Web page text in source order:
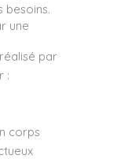
besoins.
une
par
:
corps